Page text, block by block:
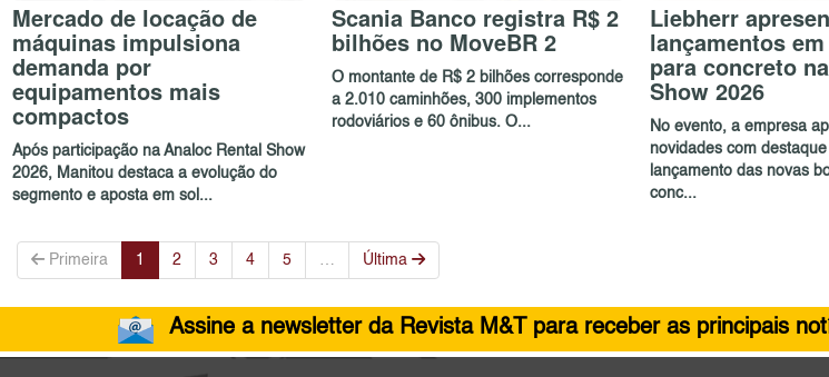
Mercado de locação de
máquinas impulsiona
demanda por
equipamentos mais
compactos
Após participação na Analoc Rental Show
2026, Manitou destaca a evolução do
segmento e aposta em sol...
Scania Banco registra R$ 2
bilhões no MoveBR 2
O montante de R$ 2 bilhões corresponde
a 2.010 caminhões, 300 implementos
rodoviários e 60 ônibus. O...
Liebherr
lançamentos
para concreto
Show 2026
No evento, a empresa
novidades com
lançamento das novas
conc...
Primeira 1 2 3 4 5 … Última
Assine a newsletter da Revista M&T para receber as principais